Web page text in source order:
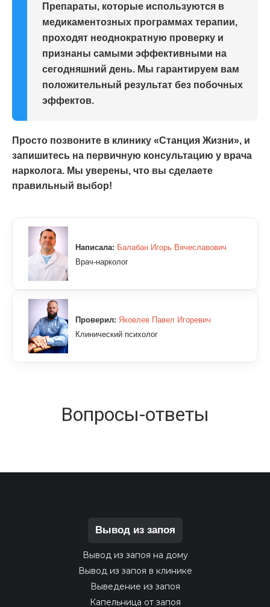
Препараты, которые используются в
медикаментозных программах терапии,
проходят неоднократную проверку и
признаны самыми эффективными на
сегодняшний день. Мы гарантируем вам
положительный результат без побочных
эффектов.
Просто позвоните в клинику «Станция Жизни», и
запишитесь на первичную консультацию у врача
нарколога. Мы уверены, что вы сделаете
правильный выбор!
Написала: Балабан Игорь Вячеславович
Врач-нарколог
Проверил: Яковлев Павел Игоревич
Клинический психолог
Вопросы-ответы
Вывод из запоя
Вывод из запоя на дому
Вывод из запоя в клинике
Выведение из запоя
Капельница от запоя